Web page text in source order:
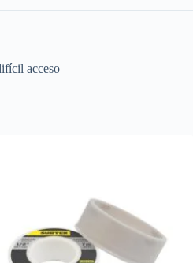
acceso